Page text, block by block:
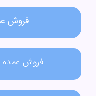
فروش
فروش